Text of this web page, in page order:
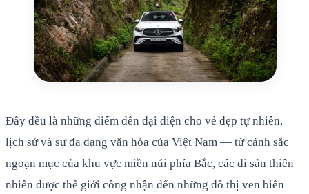
Đây đều là những điểm đến đại diện cho vẻ đẹp tự nhiên,
lịch sử và sự đa dạng văn hóa của Việt Nam — từ cảnh sắc
ngoạn mục của khu vực miền núi phía Bắc, các di sản thiên
nhiên được thế giới công nhận đến những đô thị ven biển